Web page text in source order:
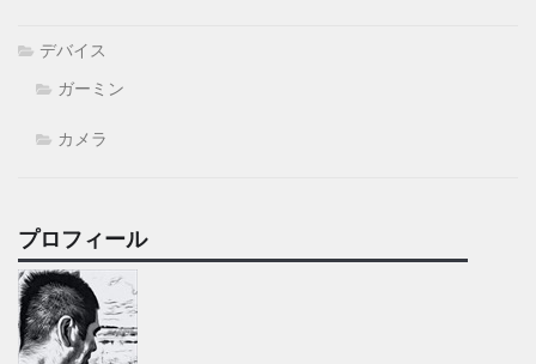
デバイス
ガーミン
カメラ
プロフィール